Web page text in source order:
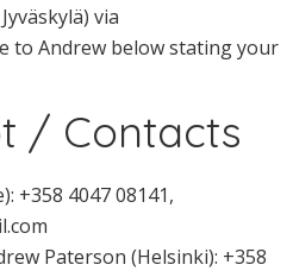
via
to Andrew below stating your
/ Contacts
+358 4047 08141,
Paterson (Helsinki): +358